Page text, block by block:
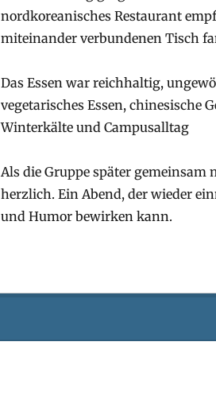
nordkoreanisches Restaurant
miteinander verbundenen Tisch
Das Essen war reichhaltig,
vegetarisches Essen, chinesische
Winterkälte und Campusalltag
Als die Gruppe später
herzlich. Ein Abend, der wieder
und Humor bewirken kann.